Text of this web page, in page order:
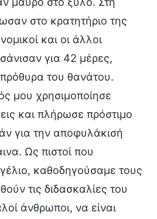
στο κρατητήριο της
και οι άλλοι
για 42 μέρες,
του θανάτου.
μου χρησιμοποίησε
και πλήρωσε πρόστιμο
για την αποφυλάκισή
Ως πιστοί που
καθοδηγούσαμε τους
τις διδασκαλίες του
άνθρωποι, να είναι